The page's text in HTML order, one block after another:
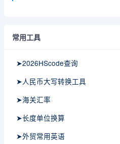
常用工具
➤2026HScode查询
➤人民币大写转换工具
➤海关汇率
➤长度单位换算
➤外贸常用英语